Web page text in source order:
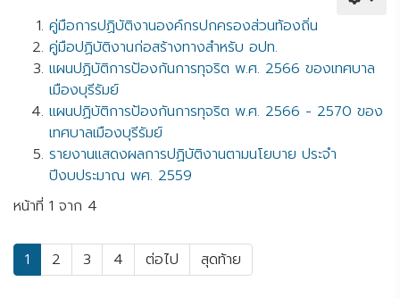
คู่มือการปฏิบัติงานองค์กรปกครองส่วนท้องถิ่น
คู่มือปฏิบัติงานก่อสร้างทางสำหรับ อปท.
แผนปฏิบัติการป้องกันการทุจริต พ.ศ. 2566 ของเทศบาล
เมืองบุรีรัมย์
แผนปฏิบัติการป้องกันการทุจริต พ.ศ. 2566 - 2570 ของ
เทศบาลเมืองบุรีรัมย์
รายงานแสดงผลการปฏิบัติงานตามนโยบาย ประจำ
ปีงบประมาณ พศ. 2559
หน้าที่ 1 จาก 4
1 2 3 4 ต่อไป สุดท้าย